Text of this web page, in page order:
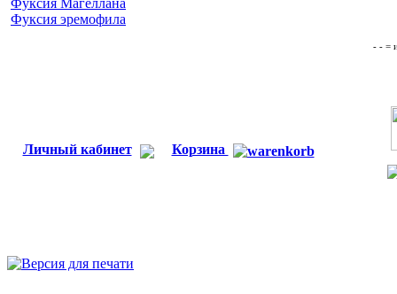
Фуксия Магеллана
Фуксия эремофила
- - =
Личный кабинет Корзина